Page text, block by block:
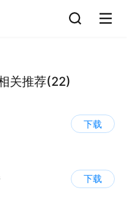
关推荐(22)
下载
下载